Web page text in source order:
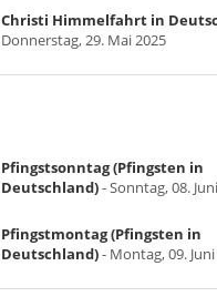
Christi Himmelfahrt in
Donnerstag, 29. Mai 2025
Pfingstsonntag (Pfingsten in
Deutschland)- Sonntag, 08.
Pfingstmontag (Pfingsten in
Deutschland)- Montag, 09.